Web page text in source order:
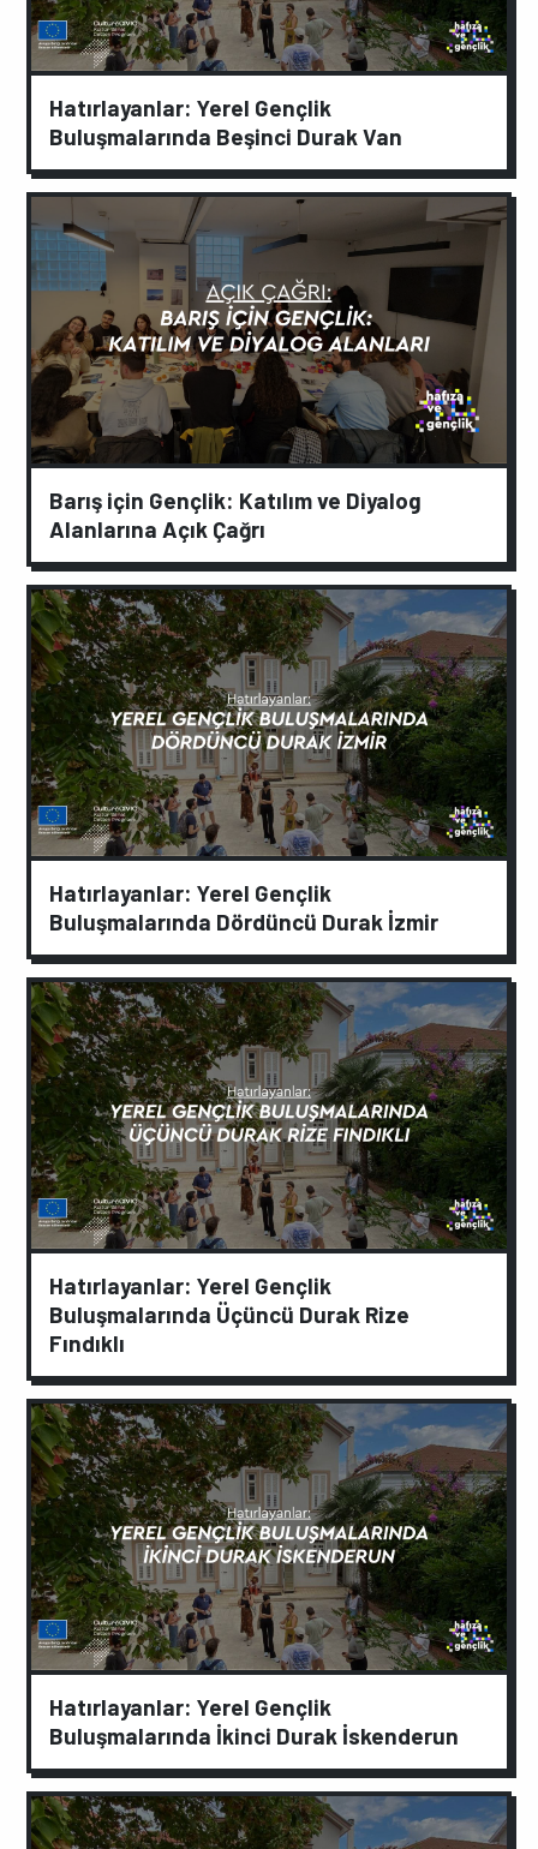
Hatırlayanlar: Yerel Gençlik
Buluşmalarında Beşinci Durak Van
Barış için Gençlik: Katılım ve Diyalog
Alanlarına Açık Çağrı
Hatırlayanlar: Yerel Gençlik
Buluşmalarında Dördüncü Durak İzmir
Hatırlayanlar: Yerel Gençlik
Buluşmalarında Üçüncü Durak Rize
Fındıklı
Hatırlayanlar: Yerel Gençlik
Buluşmalarında İkinci Durak İskenderun